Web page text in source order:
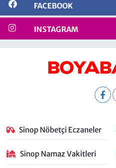
FACEBOOK
INSTAGRAM
Sinop Nöbetçi Eczaneler
Sinop Namaz Vakitleri